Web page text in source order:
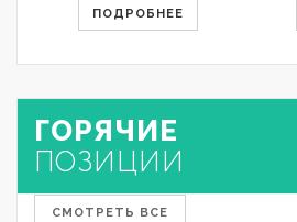
ПОДРОБНЕЕ
ГОРЯЧИЕ
ПОЗИЦИИ
СМОТРЕТЬ ВСЕ